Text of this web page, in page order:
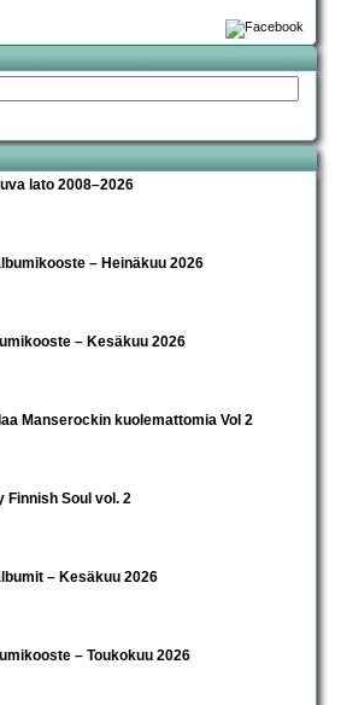
lato 2008–2026
– Heinäkuu 2026
– Kesäkuu 2026
Manserockin kuolemattomia Vol 2
Finnish Soul vol. 2
– Kesäkuu 2026
– Toukokuu 2026